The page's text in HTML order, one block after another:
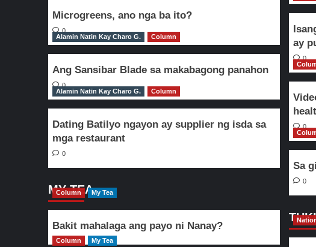
Microgreens, ano nga ba ito?
0
Alamin Natin Kay Charo G.
Column
Ang Sansibar Blade sa makabagong panahon
0
Alamin Natin Kay Charo G.
Column
Dating Batilyo ngayon ay supplier ng isda sa
mga restaurant
0
MY TEA
Column My Tea
Bakit mahalaga ang payo ni Nanay?
Column My Tea
ay
0
0
Sa
0